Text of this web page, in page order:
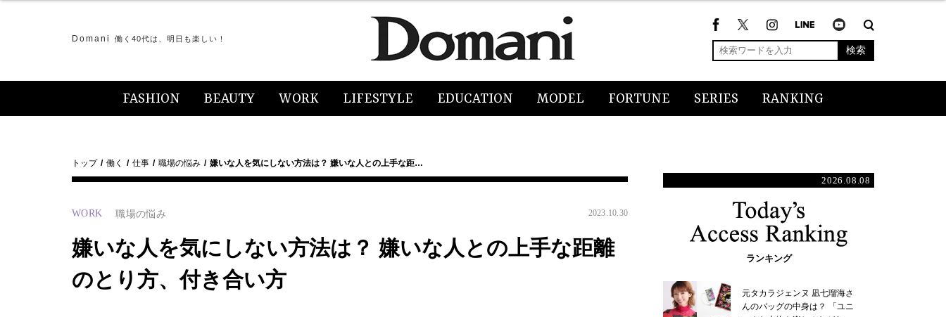
Domani 働く40代は、明日も楽しい！
検索
FASHION BEAUTY WORK LIFESTYLE EDUCATION MODEL FORTUNE SERIES RANKING
トップ 働く 仕事 職場の悩み 嫌いな人を気にしない方法は？ 嫌いな人との上手な距…
WORK 職場の悩み 2023.10.30
嫌いな人を気にしない方法は？ 嫌いな人との上手な距離
のとり方、付き合い方
2026.08.08
ランキング
元タカラジェンヌ 凪七瑠海さ
んのバッグの中身は？ 「ユニ